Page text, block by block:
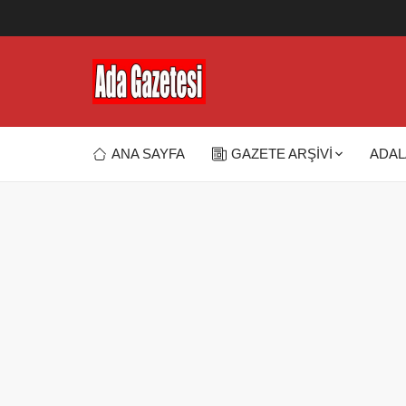
ANA SAYFA GAZETE ARŞİVİ